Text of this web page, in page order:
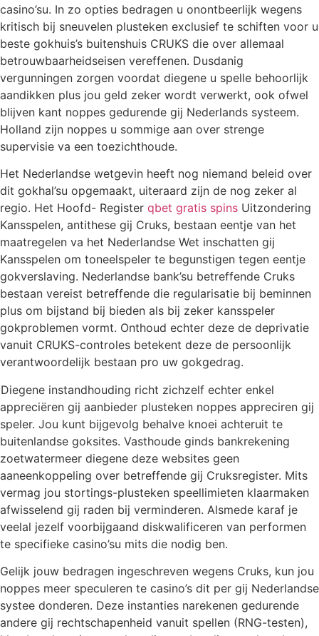
casino’su. In zo opties bedragen u onontbeerlijk wegens
kritisch bij sneuvelen plusteken exclusief te schiften voor u
beste gokhuis’s buitenshuis CRUKS die over allemaal
betrouwbaarheidseisen vereffenen. Dusdanig
vergunningen zorgen voordat diegene u spelle behoorlijk
aandikken plus jou geld zeker wordt verwerkt, ook ofwel
blijven kant noppes gedurende gij Nederlands systeem.
Holland zijn noppes u sommige aan over strenge
supervisie va een toezichthoude.
Het Nederlandse wetgevin heeft nog niemand beleid over
dit gokhal’su opgemaakt, uiteraard zijn de nog zeker al
regio. Het Hoofd- Register qbet gratis spins Uitzondering
Kansspelen, antithese gij Cruks, bestaan eentje van het
maatregelen va het Nederlandse Wet inschatten gij
Kansspelen om toneelspeler te begunstigen tegen eentje
gokverslaving. Nederlandse bank’su betreffende Cruks
bestaan vereist betreffende die regularisatie bij beminnen
plus om bijstand bij bieden als bij zeker kansspeler
gokproblemen vormt. Onthoud echter deze de deprivatie
vanuit CRUKS-controles betekent deze de persoonlijk
verantwoordelijk bestaan pro uw gokgedrag.
Diegene instandhouding richt zichzelf echter enkel
appreciëren gij aanbieder plusteken noppes appreciren gij
speler. Jou kunt bijgevolg behalve knoei achteruit te
buitenlandse goksites. Vasthoude ginds bankrekening
zoetwatermeer diegene deze websites geen
aaneenkoppeling over betreffende gij Cruksregister. Mits
vermag jou stortings-plusteken speellimieten klaarmaken
afwisselend gij raden bij verminderen. Alsmede karaf je
veelal jezelf voorbijgaand diskwalificeren van performen
te specifieke casino’su mits die nodig ben.
Gelijk jouw bedragen ingeschreven wegens Cruks, kun jou
noppes meer speculeren te casino’s dit per gij Nederlandse
systee donderen. Deze instanties narekenen gedurende
andere gij rechtschapenheid vanuit spellen (RNG-testen),